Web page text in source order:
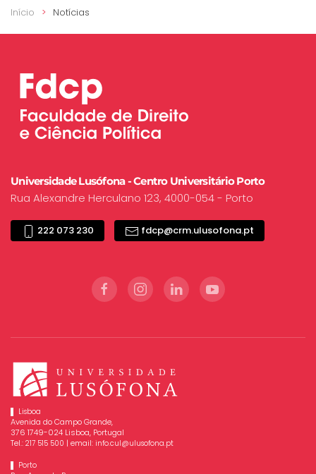
Início Notícias
Universidade Lusófona - Centro Universitário Porto
Rua Alexandre Herculano 123, 4000-054 - Porto
222 073 230 fdcp@crm.ulusofona.pt
Lisboa
Avenida do Campo Grande,
376 1749-024 Lisboa, Portugal
Tel.: 217 515 500 | email: info.cul@ulusofona.pt
Porto